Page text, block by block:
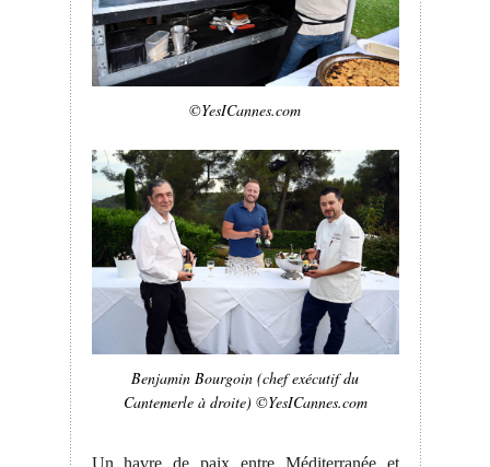
©YesICannes.com
Benjamin Bourgoin (chef exécutif du
Cantemerle à droite) ©YesICannes.com
Un havre de paix entre Méditerranée et